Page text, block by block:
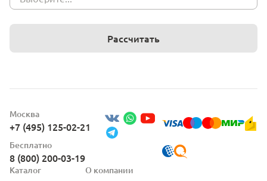
Рассчитать
Москва
+7 (495) 125-02-21
Бесплатно
8 (800) 200-03-19
Каталог О компании